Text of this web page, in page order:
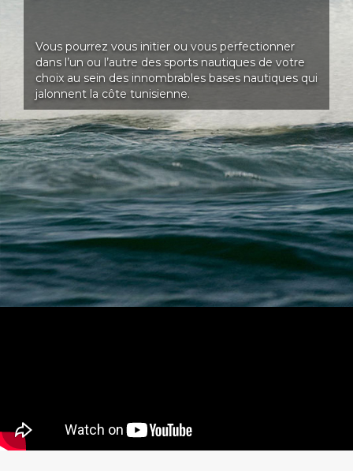
Vous pourrez vous initier ou vous perfectionner
dans l’un ou l’autre des sports nautiques de votre
choix au sein des innombrables bases nautiques qui
jalonnent la côte tunisienne.